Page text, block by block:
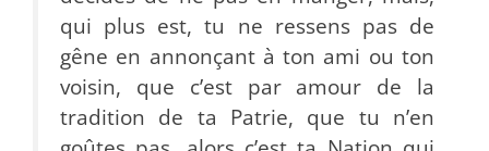
qui plus est, tu ne ressens pas de
gêne en annonçant à ton ami ou ton
voisin, que c’est par amour de la
tradition de ta Patrie, que tu n’en